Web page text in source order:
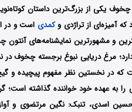
چخوف یکی از بزرگ‌ترین داستان
آمیزه‌ای از تراژدی وکمدی است و در
و مشهورترین نمایشنامه‌های
مرغ دریایی نبوغ برجسته چخوف در
که در نخستین نظر مفهوم پیچیده و
به عهده خود خواننده گذاشته است؛
حسین اسدی، تنبک: نگین مرتضوی و